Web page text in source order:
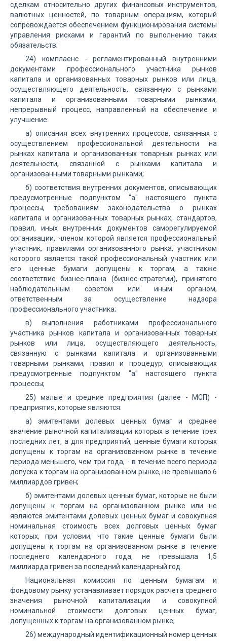
сделкам относительно других финансовых инструментов,
валютных ценностей, по товарным операциям, который
сопровождается обеспечением функционирования системы
управления рисками и гарантий по выполнению таких
обязательств;
24) комплаенс - регламентированный внутренними
документами профессионального участника рынков
капитала и организованных товарных рынков или лица,
осуществляющего деятельность, связанную с рынками
капитала и организованными товарными рынками,
непрерывный процесс, направленный на обеспечение и
улучшение:
а) описания всех внутренних процессов, связанных с
осуществлением профессиональной деятельности на
рынках капитала и организованных товарных рынках или
деятельности, связанной с рынками капитала и
организованными товарными рынками;
б) соответствия внутренних документов, описывающих
предусмотренные подпунктом "а" настоящего пункта
процессы, требованиям законодательства о рынках
капитала и организованных товарных рынках, стандартов,
правил, иных внутренних документов саморегулируемой
организации, членом которой является профессиональный
участник, правилами организованного рынка, участником
которого является такой профессиональный участник или
его ценные бумаги допущены к торгам, а также
соответствие бизнес-плана (бизнес-стратегии), принятого
наблюдательным советом или иным органом,
ответственным за осуществление надзора
профессионального участника;
в) выполнения работниками профессионального
участника рынков капитала и организованных товарных
рынков или лица, осуществляющего деятельность,
связанную с рынками капитала и организованными
товарными рынками, правил и процедур, описывающих
предусмотренные подпунктом "а" настоящего пункта
процессы;
25) малые и средние предприятия (далее - МСП) -
предприятия, которые являются:
а) эмитентами долевых ценных бумаг и среднее
значение рыночной капитализации которых в течение трех
последних лет, а для предприятий, ценные бумаги которых
допущены к торгам на организованном рынке в течение
периода меньшего, чем три года, - в течение всего периода
допуска к торгам на организованном рынке, не превышало 6
миллиардов гривен;
б) эмитентами долевых ценных бумаг, которые не были
допущены к торгам на организованном рынке или не
являются эмитентами долевых ценных бумаг и совокупная
номинальная стоимость всех долговых ценных бумаг
которых, при условии, что такие ценные бумаги были
допущены к торгам на организованном рынке в течение
последнего календарного года, не превышала 1,5
миллиарда гривен за последний календарный год.
Национальная комиссия по ценным бумагам и
фондовому рынку устанавливает порядок расчета среднего
значения рыночной капитализации и совокупной
номинальной стоимости долговых ценных бумаг,
допущенных к торгам на организованном рынке;
26) международный идентификационный номер ценных